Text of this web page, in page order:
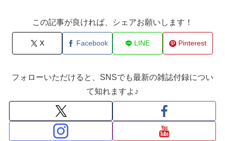
この記事が良ければ、シェアお願いします！
X Facebook LINE Pinterest
フォローいただけると、SNSでも最新の雑誌付録につい
て知れますよ♪